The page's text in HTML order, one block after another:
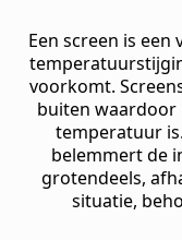
Een screen is
voorkomt.
buiten waardoor
temperatuur
belemmert de
grotendeels,
situatie,